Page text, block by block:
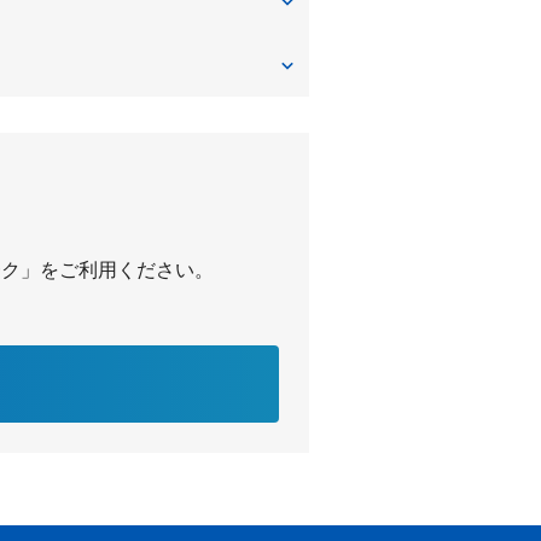
」をご利用ください。